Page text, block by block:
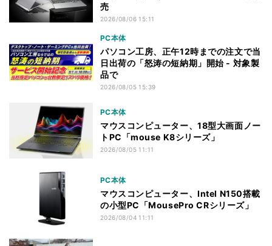
売
2026/08/06 15:11
PC本体
パソコン工房、正午12時までの注文で当
日出荷の「怒涛の短納期」開始 - 対象製
品で
2026/08/05 15:39
PC本体
マウスコンピューター、18型大画面ノー
トPC「mouse K8シリーズ」
2026/08/05 11:11
PC本体
マウスコンピューター、Intel N150搭載
の小型PC「MousePro CRシリーズ」
2026/08/04 11:11